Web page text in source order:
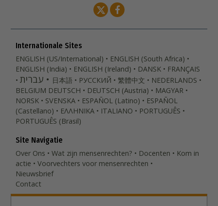
Internationale Sites
ENGLISH (US/International)
ENGLISH (South Africa)
ENGLISH (India)
ENGLISH (Ireland) DANSK FRANÇAIS
עברית 日本語 РУССКИЙ 繁體中文
NEDERLANDS
BELGIUM DEUTSCH DEUTSCH (Austria)
MAGYAR
NORSK
SVENSKA ESPAÑOL (Latino)
ESPAÑOL
(Castellano)
ΕΛΛΗΝΙΚA ITALIANO
PORTUGUÊS
PORTUGUÊS (Brasil)‎
Site Navigatie
Over Ons
Wat zijn mensenrechten? Docenten
Kom in
actie
Voorvechters voor mensenrechten
Nieuwsbrief
Contact